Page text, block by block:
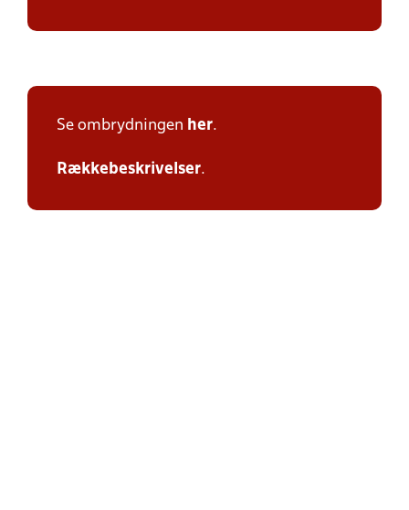
Se ombrydningen her.
Rækkebeskrivelser.